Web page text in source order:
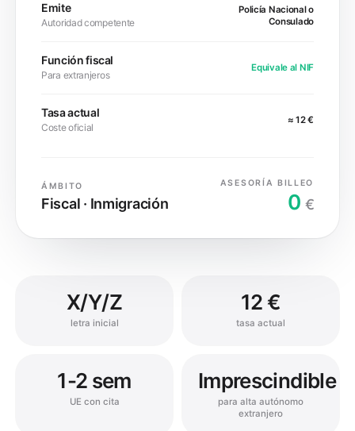
Emite
Autoridad competente
Policía Nacional o
Consulado
Función fiscal
Para extranjeros
Equivale al NIF
Tasa actual
Coste oficial
≈ 12 €
ÁMBITO
Fiscal · Inmigración
ASESORÍA BILLEO
0 €
X/Y/Z
letra inicial
12 €
tasa actual
1-2 sem
UE con cita
Imprescindible
para alta autónomo
extranjero